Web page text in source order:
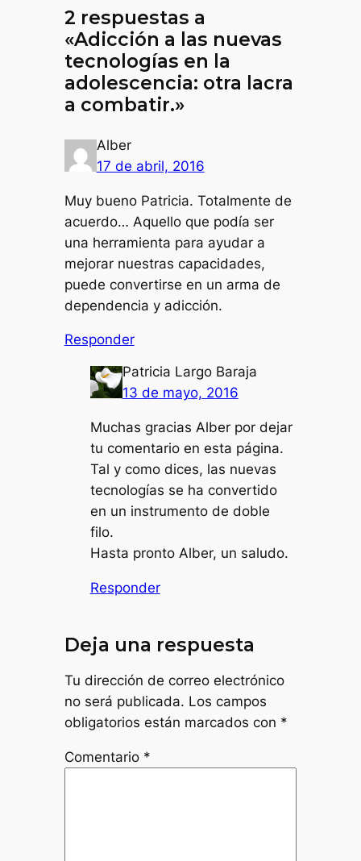
2 respuestas a
«Adicción a las nuevas
tecnologías en la
adolescencia: otra lacra
a combatir.»
Alber
17 de abril, 2016
Muy bueno Patricia. Totalmente de
acuerdo… Aquello que podía ser
una herramienta para ayudar a
mejorar nuestras capacidades,
puede convertirse en un arma de
dependencia y adicción.
Responder
Patricia Largo Baraja
13 de mayo, 2016
Muchas gracias Alber por dejar
tu comentario en esta página.
Tal y como dices, las nuevas
tecnologías se ha convertido
en un instrumento de doble
filo.
Hasta pronto Alber, un saludo.
Responder
Deja una respuesta
Tu dirección de correo electrónico
no será publicada. Los campos
obligatorios están marcados con *
Comentario *